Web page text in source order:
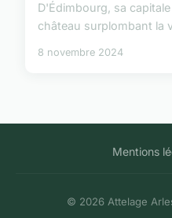
D'Édimbourg, sa
château surplombant la
8 novembre 2024
Mentions
© 2026 Attelage